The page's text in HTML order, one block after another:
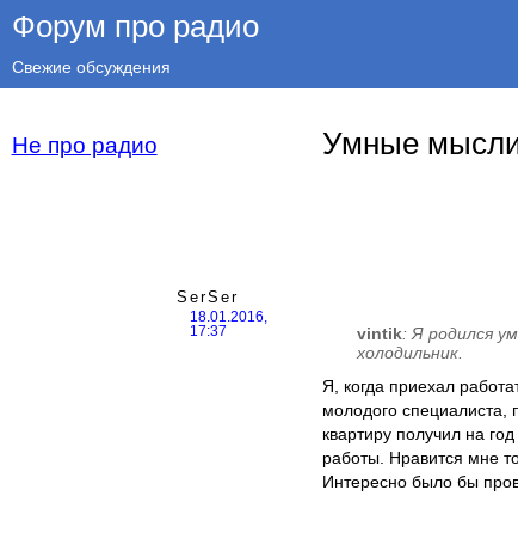
Форум про радио
Свежие обсуждения
Не про радио Умные
SerSer
18.01.2016,
17:37
vintik: Я родился
холодильник.
Я, когда приехал
молодого специалиста,
квартиру получил на
работы. Нравится мне
Интересно было бы